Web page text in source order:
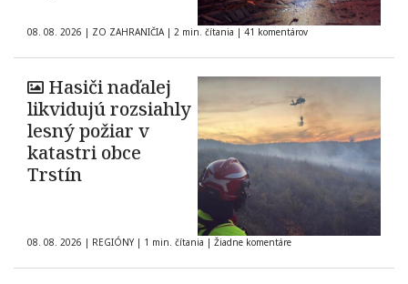
08. 08. 2026 | ZO ZAHRANIČIA | 2 min. čítania | 41 komentárov
Hasiči naďalej
likvidujú rozsiahly
lesný požiar v
katastri obce
Trstín
08. 08. 2026 | REGIÓNY | 1 min. čítania | Žiadne komentáre